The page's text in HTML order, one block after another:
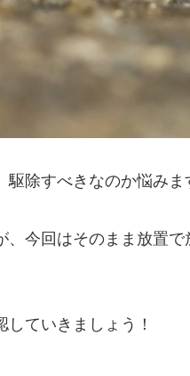
駆除すべきなのか悩みま
今回はそのまま放置
ていきましょう！